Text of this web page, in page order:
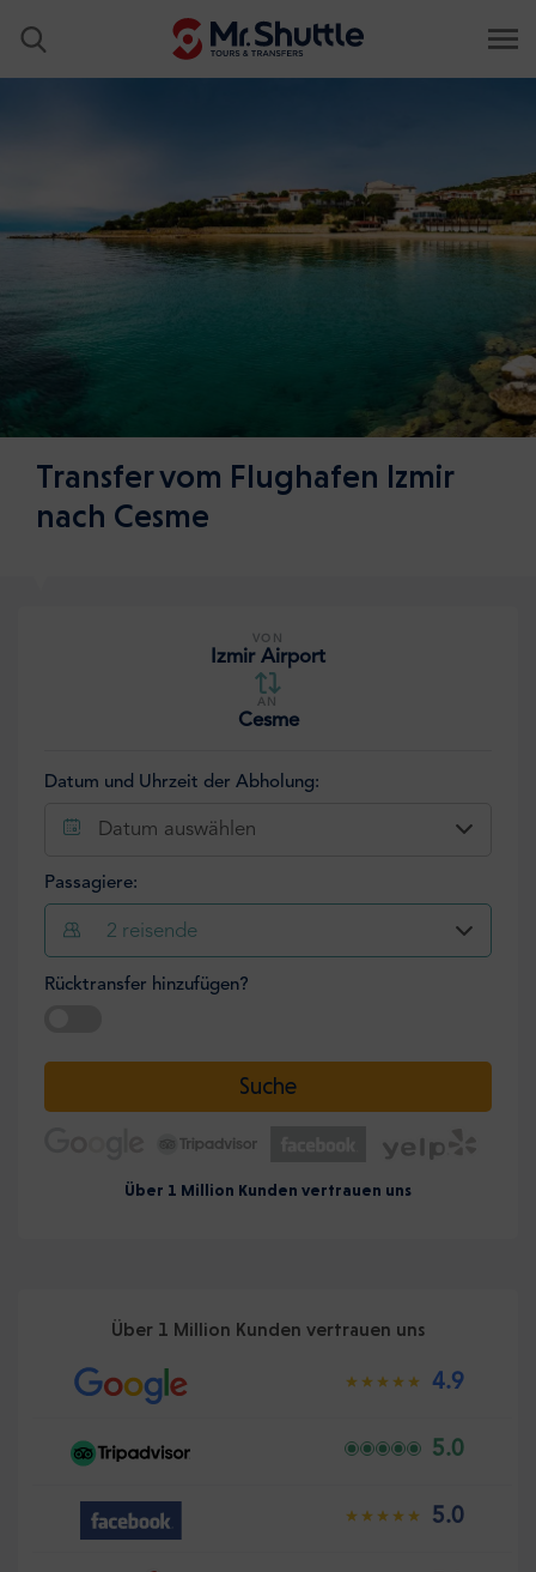
Transfer vom Flughafen Izmir
nach Cesme
VON
Izmir Airport
AN
Cesme
Datum und Uhrzeit der Abholung:
Datum auswählen
Passagiere:
2 reisende
Rücktransfer hinzufügen?
Suche
Über 1 Million Kunden vertrauen uns
Über 1 Million Kunden vertrauen uns
4.9
5.0
5.0